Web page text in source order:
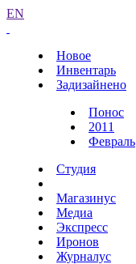
EN
Новое
Инвентарь
Задизайнено
Понос
2011
Февраль
Студия
Магазинус
Медиа
Экспресс
Иронов
Журналус